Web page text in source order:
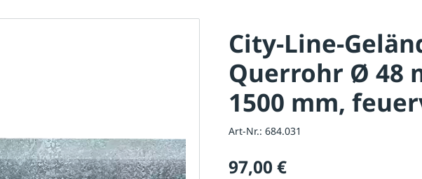
City-Line-
Querrohr Ø 48
1500 mm,
Art-Nr.: 684.031
97,00 €